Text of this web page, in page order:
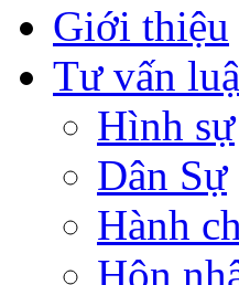
Giới thiệu
Tư vấn
Hình sự
Dân Sự
Hành
Hôn